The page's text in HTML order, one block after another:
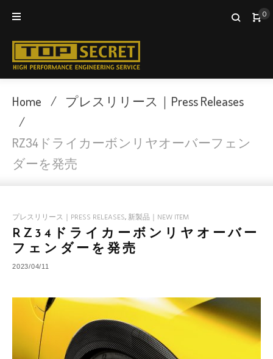
0
Home / プレスリリース｜Press Releases
/
RZ34ドライカーボンリヤオーバーフェン
ダーを発売
プレスリリース｜PRESS RELEASES,新製品｜NEW ITEM
RZ34ドライカーボンリヤオーバー
フェンダーを発売
2023/04/11